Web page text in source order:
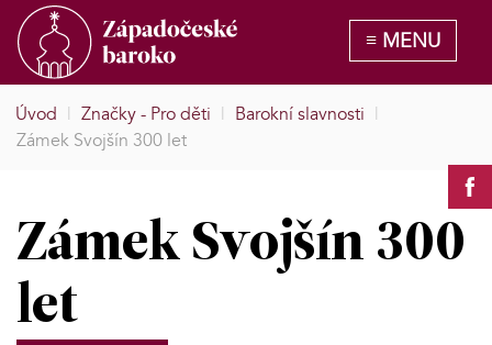
Úvod | Značky - Pro děti | Barokní slavnosti |
Zámek Svojšín 300 let
Zámek Svojšín 300
let